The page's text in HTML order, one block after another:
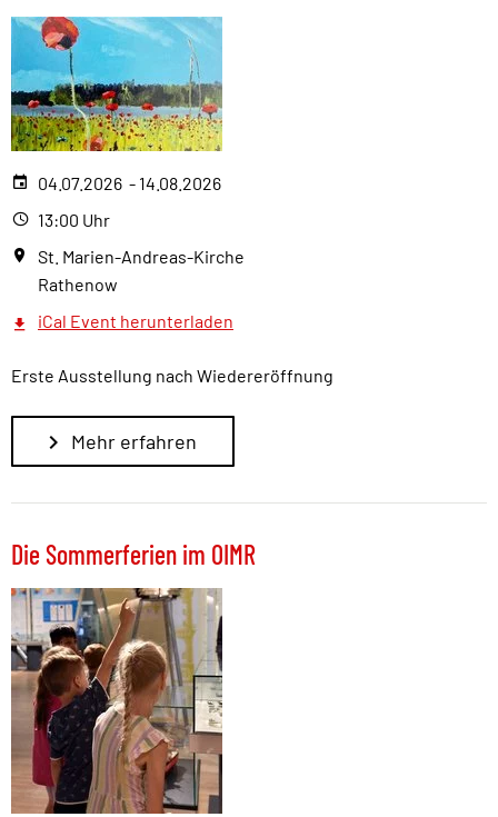
04.07.2026 - 14.08.2026
13:00 Uhr
St. Marien-Andreas-Kirche
Rathenow
iCal Event herunterladen
Erste Ausstellung nach Wiedereröffnung
Mehr erfahren
Die Sommerferien im OIMR